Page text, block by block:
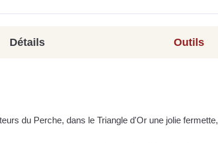
Détails Outils
du Perche, dans le Triangle d'Or une jolie fermette,